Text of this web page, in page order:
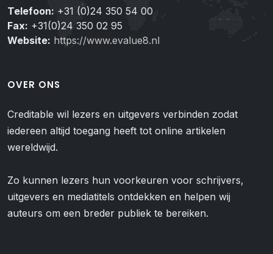
Telefoon: +31 (0)24 350 54 00
Fax: +31(0)24 350 02 95
Website: https://www.evalue8.nl
OVER ONS
Creditable wil lezers en uitgevers verbinden zodat
iedereen altijd toegang heeft tot online artikelen
wereldwijd.
Zo kunnen lezers hun voorkeuren voor schrijvers,
uitgevers en mediatitels ontdekken en helpen wij
auteurs om een breder publiek te bereiken.